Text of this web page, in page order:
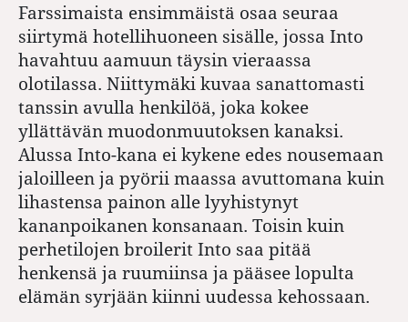
Farssimaista ensimmäistä osaa seuraa
siirtymä hotellihuoneen sisälle, jossa Into
havahtuu aamuun täysin vieraassa
olotilassa. Niittymäki kuvaa sanattomasti
tanssin avulla henkilöä, joka kokee
yllättävän muodonmuutoksen kanaksi.
Alussa Into-kana ei kykene edes nousemaan
jaloilleen ja pyörii maassa avuttomana kuin
lihastensa painon alle lyyhistynyt
kananpoikanen konsanaan. Toisin kuin
perhetilojen broilerit Into saa pitää
henkensä ja ruumiinsa ja pääsee lopulta
elämän syrjään kiinni uudessa kehossaan.